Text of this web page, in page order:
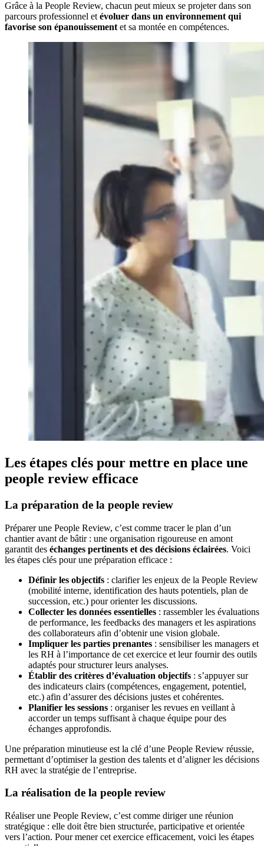
Grâce à la People Review, chacun peut mieux se projeter dans son
parcours professionnel et évoluer dans un environnement qui
favorise son épanouissement et sa montée en compétences.
Les étapes clés pour mettre en place une
people review efficace
La préparation de la people review
Préparer une People Review, c’est comme tracer le plan d’un
chantier avant de bâtir : une organisation rigoureuse en amont
garantit des échanges pertinents et des décisions éclairées. Voici
les étapes clés pour une préparation efficace :
Définir les objectifs : clarifier les enjeux de la People Review
(mobilité interne, identification des hauts potentiels, plan de
succession, etc.) pour orienter les discussions.
Collecter les données essentielles : rassembler les évaluations
de performance, les feedbacks des managers et les aspirations
des collaborateurs afin d’obtenir une vision globale.
Impliquer les parties prenantes : sensibiliser les managers et
les RH à l’importance de cet exercice et leur fournir des outils
adaptés pour structurer leurs analyses.
Établir des critères d’évaluation objectifs : s’appuyer sur
des indicateurs clairs (compétences, engagement, potentiel,
etc.) afin d’assurer des décisions justes et cohérentes.
Planifier les sessions : organiser les revues en veillant à
accorder un temps suffisant à chaque équipe pour des
échanges approfondis.
Une préparation minutieuse est la clé d’une People Review réussie,
permettant d’optimiser la gestion des talents et d’aligner les décisions
RH avec la stratégie de l’entreprise.
La réalisation de la people review
Réaliser une People Review, c’est comme diriger une réunion
stratégique : elle doit être bien structurée, participative et orientée
vers l’action. Pour mener cet exercice efficacement, voici les étapes